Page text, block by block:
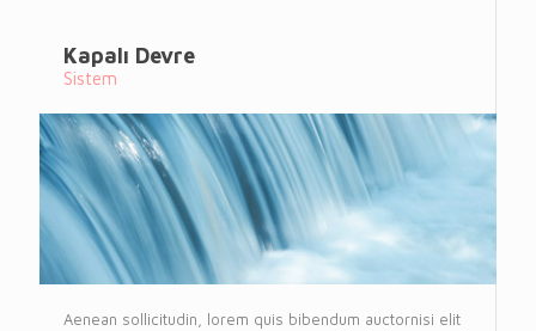
Kapalı Devre
Sistem
Aenean sollicitudin, lorem quis bibendum auctornisi elit